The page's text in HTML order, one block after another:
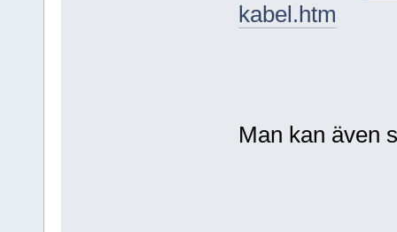
kabel.htm
Man kan även